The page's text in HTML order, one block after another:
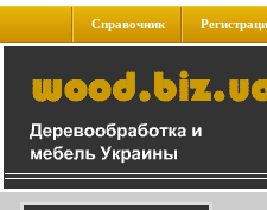
Справочник